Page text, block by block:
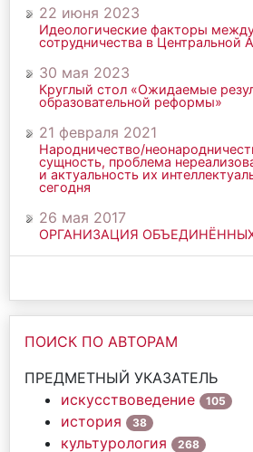
22 июня 2023
Идеологические факторы
сотрудничества в Центральной
30 мая 2023
Круглый стол «Ожидаемые
образовательной реформы»
21 февраля 2021
Народничество/
сущность, проблема
и актуальность их
сегодня
26 мая 2017
ОРГАНИЗАЦИЯ
ПОИСК ПО АВТОРАМ
ПРЕДМЕТНЫЙ УКАЗАТЕЛЬ
искусствоведение
105
история 38
культурология 268